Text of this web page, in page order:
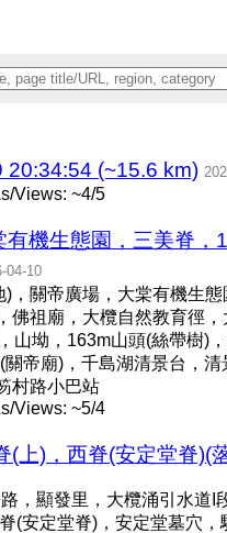
20:34:54 (~15.6 km)
Views: ~4/5
機生態園，三美脊
04-10
，關帝廣場，大棠有機生
佛祖廟，大欖自然教育徑
山坳，163m山頭(絲帶樹)
帝廟)，千島湖清景台，
村路小巴站
Views: ~5/4
(上)，西脊(安定堂脊
，顯發里，大欖涌引水道I
(安定堂脊)，安定堂墓穴